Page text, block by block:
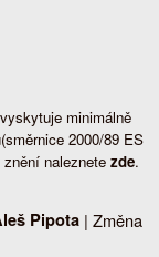
minimálně
2000/89 ES
naleznete zde.
Pipota | Změna